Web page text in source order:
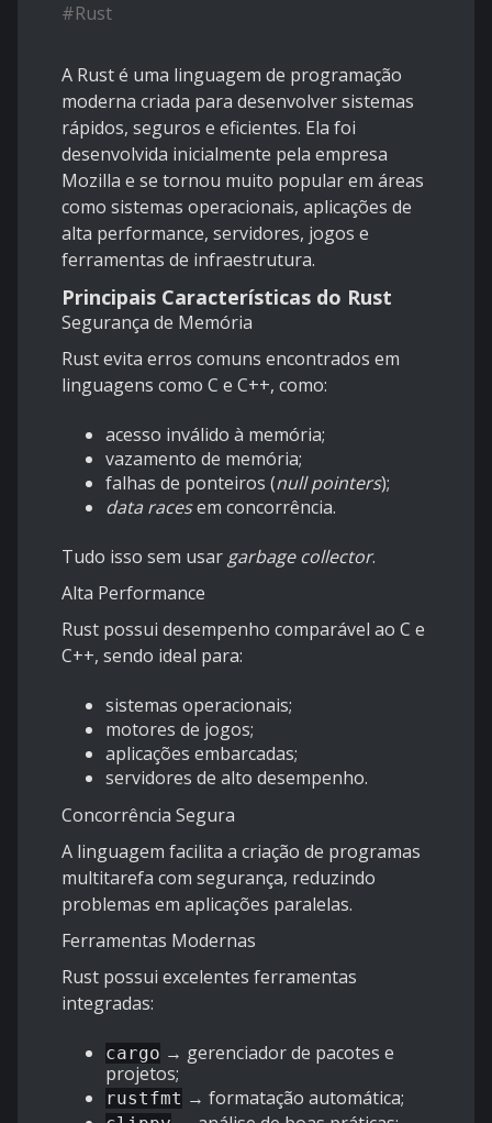
#Rust
A Rust é uma linguagem de programação
moderna criada para desenvolver sistemas
rápidos, seguros e eficientes. Ela foi
desenvolvida inicialmente pela empresa
Mozilla e se tornou muito popular em áreas
como sistemas operacionais, aplicações de
alta performance, servidores, jogos e
ferramentas de infraestrutura.
Principais Características do Rust
Segurança de Memória
Rust evita erros comuns encontrados em
linguagens como C e C++, como:
acesso inválido à memória;
vazamento de memória;
falhas de ponteiros (null pointers);
data racesem concorrência.
Tudo isso sem usar garbage collector.
Alta Performance
Rust possui desempenho comparável ao C e
C++, sendo ideal para:
sistemas operacionais;
motores de jogos;
aplicações embarcadas;
servidores de alto desempenho.
Concorrência Segura
A linguagem facilita a criação de programas
multitarefa com segurança, reduzindo
problemas em aplicações paralelas.
Ferramentas Modernas
Rust possui excelentes ferramentas
integradas:
cargo → gerenciador de pacotes e
projetos;
rustfmt → formatação automática;